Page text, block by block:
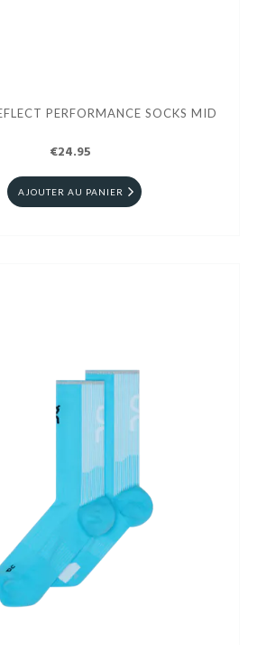
PERFORMANCE SOCKS MID
€24.95
AJOUTER AU PANIER